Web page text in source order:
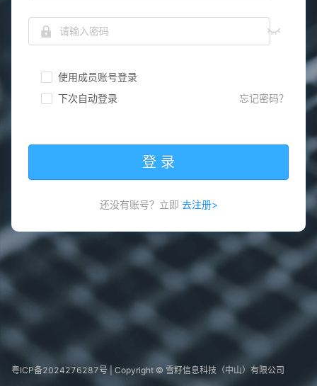
使用成员账号登录
下次自动登录
忘记密码？
登 录
还没有账号？立即 去注册>
粤ICP备2024276287号 | Copyright © 雪籽信息科技（中山）有限公司